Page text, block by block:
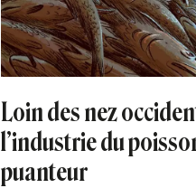
Loin des nez
l’industrie du
puanteur